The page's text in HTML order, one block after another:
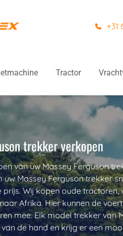
+31
Tractor
trekker verkopen
van uw Massey Ferguson
Massey Ferguson trekker
Wij kopen oude
Afrika. Hier kunnen de
mee. Elk model trekker van
de hand en krijg er een